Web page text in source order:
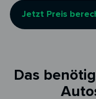
Jetzt Preis
Das